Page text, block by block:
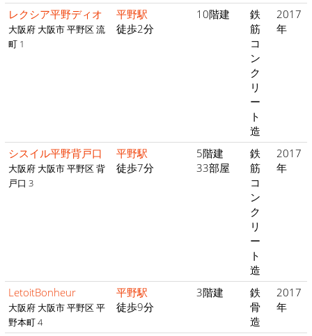
レクシア平野ディオ
大阪府 大阪市 平野区 流
町 1
平野駅
徒歩2分
10階建
鉄
筋
コ
ン
ク
リ
ー
ト
造
2017
年
シスイル平野背戸口
大阪府 大阪市 平野区 背
戸口 3
平野駅
徒歩7分
5階建
33部屋
鉄
筋
コ
ン
ク
リ
ー
ト
造
2017
年
LetoitBonheur
大阪府 大阪市 平野区 平
野本町 4
平野駅
徒歩9分
3階建
鉄
骨
造
2017
年